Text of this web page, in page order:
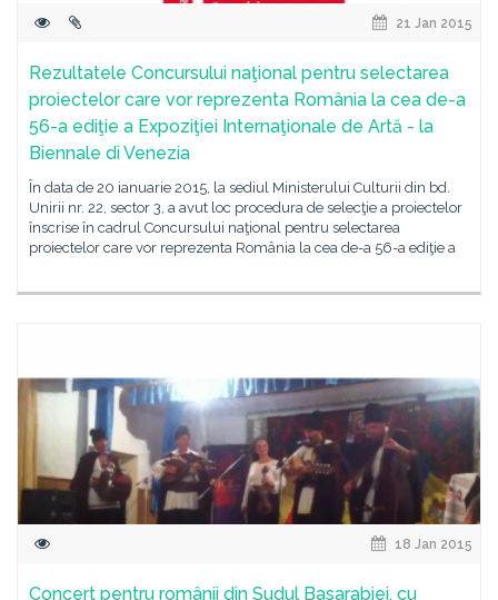
21 Jan 2015
Rezultatele Concursului naţional pentru selectarea
proiectelor care vor reprezenta România la cea de-a
56-a ediţie a Expoziţiei Internaţionale de Artă - la
Biennale di Venezia
În data de 20 ianuarie 2015, la sediul Ministerului Culturii din bd.
Unirii nr. 22, sector 3, a avut loc procedura de selecţie a proiectelor
înscrise în cadrul Concursului naţional pentru selectarea
proiectelor care vor reprezenta România la cea de-a 56-a ediţie a
18 Jan 2015
Concert pentru românii din Sudul Basarabiei, cu